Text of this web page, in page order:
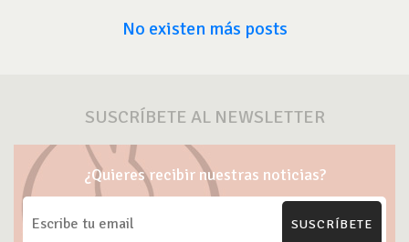
No existen más posts
SUSCRÍBETE AL NEWSLETTER
¿Quieres recibir nuestras noticias?
SUSCRÍBETE